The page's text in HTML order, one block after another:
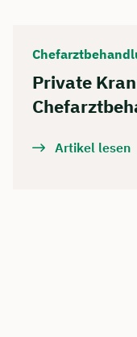
Private
Artikel lesen